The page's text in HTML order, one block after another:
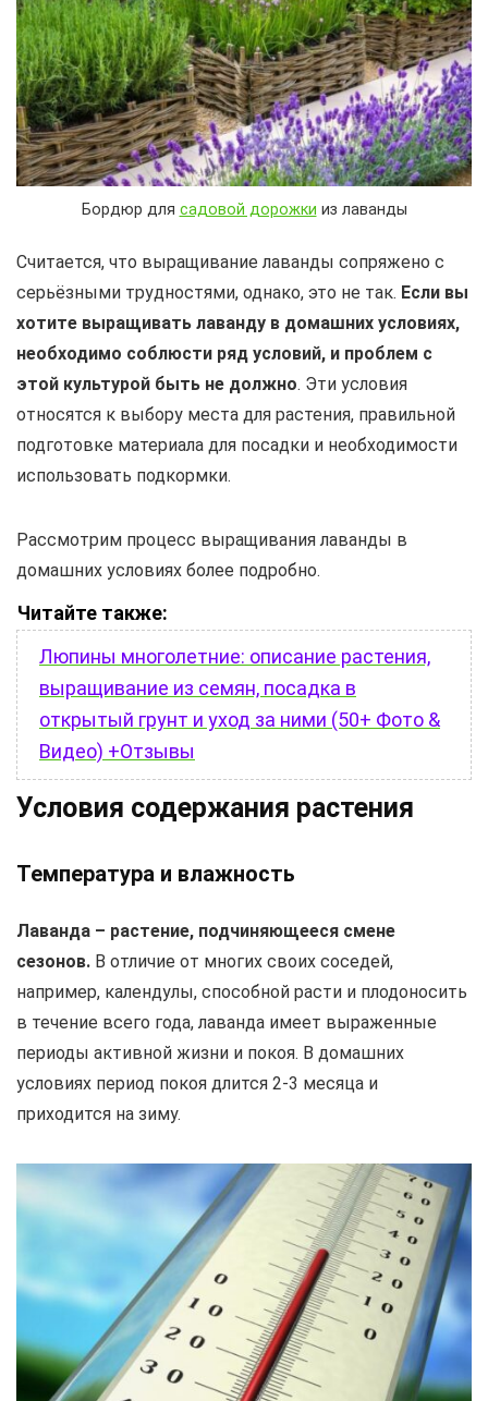
Бордюр для садовой дорожки из лаванды
Считается, что выращивание лаванды сопряжено с
серьёзными трудностями, однако, это не так. Если вы
хотите выращивать лаванду в домашних условиях,
необходимо соблюсти ряд условий, и проблем с
этой культурой быть не должно. Эти условия
относятся к выбору места для растения, правильной
подготовке материала для посадки и необходимости
использовать подкормки.
Рассмотрим процесс выращивания лаванды в
домашних условиях более подробно.
Читайте также:
Люпины многолетние: описание растения,
выращивание из семян, посадка в
открытый грунт и уход за ними (50+ Фото &
Видео) +Отзывы
Условия содержания растения
Температура и влажность
Лаванда – растение, подчиняющееся смене
сезонов. В отличие от многих своих соседей,
например, календулы, способной расти и плодоносить
в течение всего года, лаванда имеет выраженные
периоды активной жизни и покоя. В домашних
условиях период покоя длится 2-3 месяца и
приходится на зиму.